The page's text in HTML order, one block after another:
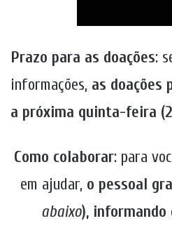
Prazo para as doações:
informações, as doações
a próxima quinta-feira
Como colaborar: para
em ajudar, o pessoal
abaixo), informando